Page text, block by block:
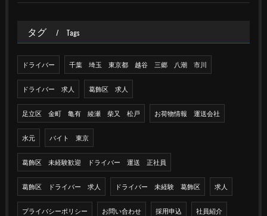
タグ Tags
ドライバー 千葉 埼玉 東京都 越谷 三郷 八潮 市川
ドライバー 求人 葛飾区 求人
足立区 金町 亀有 綾瀬 柴又 松戸 お荷物情報 運送会社
水元 バイト 東京
葛飾区 未経験歓迎 ドライバー 運送 正社員
葛飾区 ドライバー 求人 ドライバー 未経験 葛飾区 求人
プライバシーポリシー お問い合わせ 採用申込 社員紹介